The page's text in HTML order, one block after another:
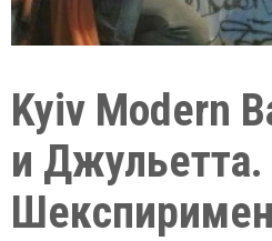
Kyiv Modern
и Джульетта.